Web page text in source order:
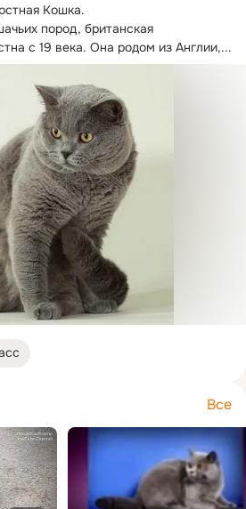
Кошка.
пород, британская
с 19 века. Она родом из Англии,...
Все